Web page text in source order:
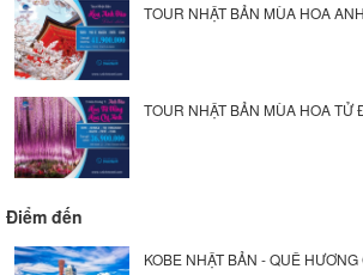
TOUR NHẬT BẢN MÙA HOA
TOUR NHẬT BẢN MÙA HOA TỬ
Điểm đến
KOBE NHẬT BẢN - QUÊ